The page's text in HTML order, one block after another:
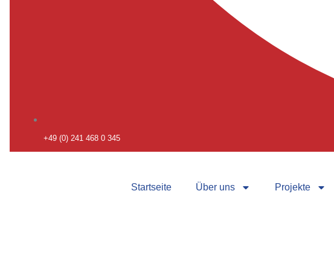
+49 (0) 241 468 0 345 ​
Startseite Über uns Projekte